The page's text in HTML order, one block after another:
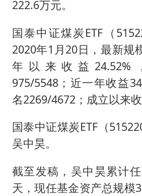
222.6万元。
国泰中证煤炭ETF（
2020年1月20日，最新规
年以来收益24.52%
975/5548；近一年收益
名2269/4672；成立以来收
国泰中证煤炭ETF（
吴中昊。
截至发稿，吴中昊累计
天，现任基金资产总规模